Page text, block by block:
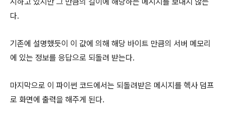
다.
기존에 설명했듯이 이 값에 의해 해당 바이트 만큼의 서버 메모리
에 있는 정보를 응답으로 되돌려 받는다.
마지막으로 이 파이썬 코드에서는 되돌려받은 메시지를 헥사 덤프
로 화면에 출력을 해주게 된다.